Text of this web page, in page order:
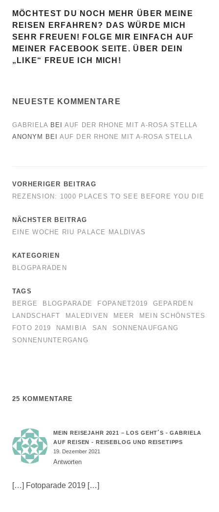
MÖCHTEST DU NOCH MEHR ÜBER MEINE
REISEN ERFAHREN? DAS WÜRDE MICH
SEHR FREUEN! FOLGE MIR EINFACH AUF
MEINER FACEBOOK SEITE. ÜBER DEIN
„LIKE“ FREUE ICH MICH!
NEUESTE KOMMENTARE
GABRIELA BEIAUF DER RHONE MIT A-ROSA STELLA
ANONYM
BEIAUF DER RHONE MIT A-ROSA STELLA
VORHERIGER BEITRAG
REZENSION: 1000 PLACES TO SEE BEFORE YOU DIE
NÄCHSTER BEITRAG
EINE WOCHE RIU PALACE MALDIVAS
KATEGORIEN
BLOGPARADEN
TAGS
BERGE
BLOGPARADE FOPANET2019
GEPARDEN
LANDSCHAFT
MALEDIVEN MEER
MEIN SCHÖNSTES
FOTO 2019
NAMIBIA SAN
SONNENAUFGANG
SONNENUNTERGANG
25 KOMMENTARE
MEIN REISEJAHR 2021 – LOS GEHT´S - GABRIELA
AUF REISEN - REISEBLOG UND REISETIPPS
19. Dezember 2021
Antworten
[…] Fotoparade 2019 […]